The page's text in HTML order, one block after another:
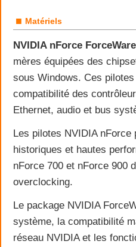
■ Matériels
NVIDIA nForce
mères équipées des
sous Windows. Ces
compatibilité des
Ethernet, audio et bus
Les pilotes NVIDIA
historiques et hautes
nForce 700 et nForce 900
overclocking.
Le package NVIDIA
système, la compatibilité
réseau NVIDIA et les